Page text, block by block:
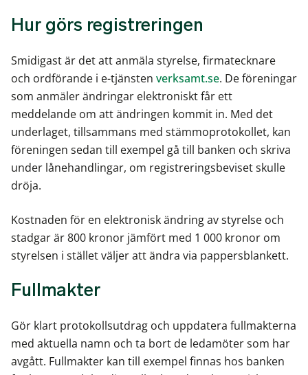
Hur görs registreringen
Smidigast är det att anmäla styrelse, firmatecknare
och ordförande i e-tjänsten verksamt.se. De föreningar
som anmäler ändringar elektroniskt får ett
meddelande om att ändringen kommit in. Med det
underlaget, tillsammans med stämmoprotokollet, kan
föreningen sedan till exempel gå till banken och skriva
under lånehandlingar, om registreringsbeviset skulle
dröja.
Kostnaden för en elektronisk ändring av styrelse och
stadgar är 800 kronor jämfört med 1 000 kronor om
styrelsen i stället väljer att ändra via pappersblankett.
Fullmakter
Gör klart protokollsutdrag och uppdatera fullmakterna
med aktuella namn och ta bort de ledamöter som har
avgått. Fullmakter kan till exempel finnas hos banken